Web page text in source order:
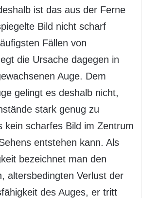
ist das aus der Ferne
Bild nicht scharf
Fällen von
die Ursache dagegen in
Auge. Dem
gelingt es deshalb nicht,
stark genug zu
kein scharfes Bild im Zentrum
entstehen kann. Als
bezeichnet man den
altersbedingten Verlust der
des Auges, er tritt